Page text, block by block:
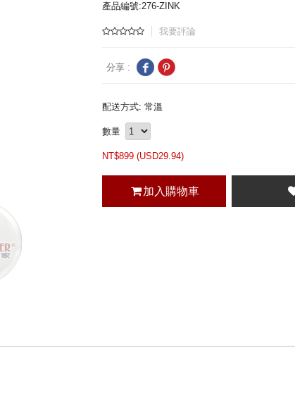
產品編號:276-ZINK
我要評論
分享 :
配送方式: 常溫
數量
NT$899 (USD29.94)
加入購物車